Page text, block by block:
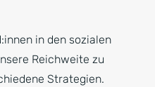
in den sozialen
Reichweite zu
Strategien.